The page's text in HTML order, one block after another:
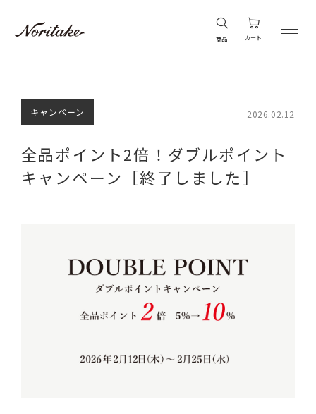
商品 カート
キャンペーン 2026.02.12
全品ポイント2倍！ダブルポイント
キャンペーン［終了しました］